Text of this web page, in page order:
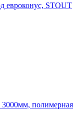
евроконус, STOUT
полимерная